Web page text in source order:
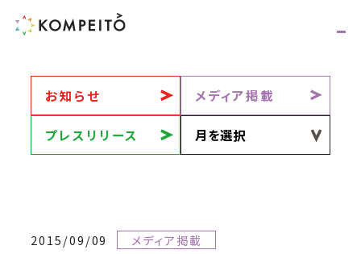
お知らせ メディア掲載
プレスリリース
2015/09/09 メディア掲載